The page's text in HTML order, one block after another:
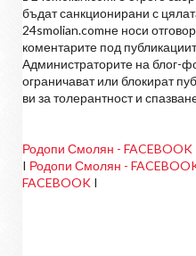
бъдат санкционирани с
24smolian.comне носи
коментарите под
Администраторите на блог-
ограничават или блокират
ви за толерантност и
Родопи Смолян - FACEBOOK
I Родопи Смолян -
FACEBOOK I